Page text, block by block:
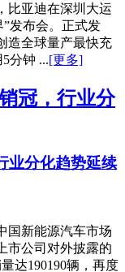
比亚迪在深圳大运
发布会。正式发
造全球量产最快充
分钟 ...[更多]
业分化趋势延续
国新能源汽车市场
市公司对外披露的
达190190辆，再度